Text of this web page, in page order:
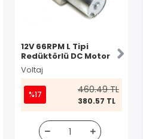
12V 66RPM L Tipi
Redüktörlü DC Motor
Voltaj
%17 460.49 TL
380.57 TL